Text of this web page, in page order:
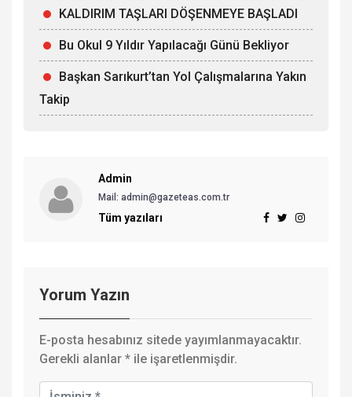
KALDIRIM TAŞLARI DÖŞENMEYE BAŞLADI
Bu Okul 9 Yıldır Yapılacağı Günü Bekliyor
Başkan Sarıkurt’tan Yol Çalışmalarına Yakın
Takip
Admin
Mail: admin@gazeteas.com.tr
Tüm yazıları
Yorum Yazın
E-posta hesabınız sitede yayımlanmayacaktır.
Gerekli alanlar * ile işaretlenmişdir.